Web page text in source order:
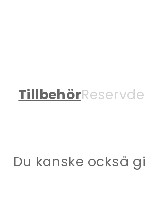
Tillbehör
Du kanske också